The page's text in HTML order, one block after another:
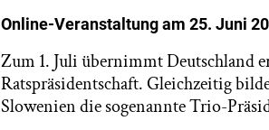
Online-Veranstaltung am 25. Juni
Zum 1. Juli übernimmt Deutschland
Ratspräsidentschaft. Gleichzeitig
Slowenien die sogenannte Trio-